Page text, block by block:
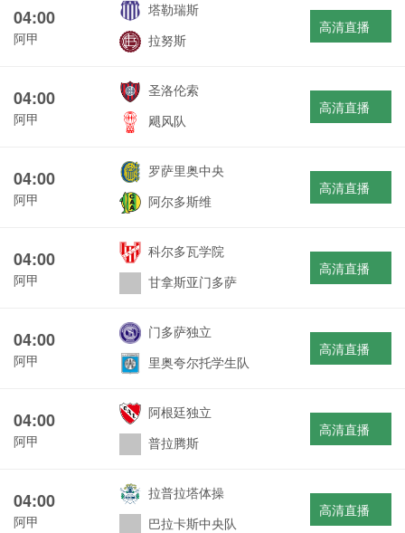
04:00
阿甲
塔勒瑞斯
拉努斯
高清直播
04:00
阿甲
圣洛伦索
飓风队
高清直播
04:00
阿甲
罗萨里奥中央
阿尔多斯维
高清直播
04:00
阿甲
科尔多瓦学院
甘拿斯亚门多萨
高清直播
04:00
阿甲
门多萨独立
里奥夸尔托学生队
高清直播
04:00
阿甲
阿根廷独立
普拉腾斯
高清直播
04:00
阿甲
拉普拉塔体操
巴拉卡斯中央队
高清直播